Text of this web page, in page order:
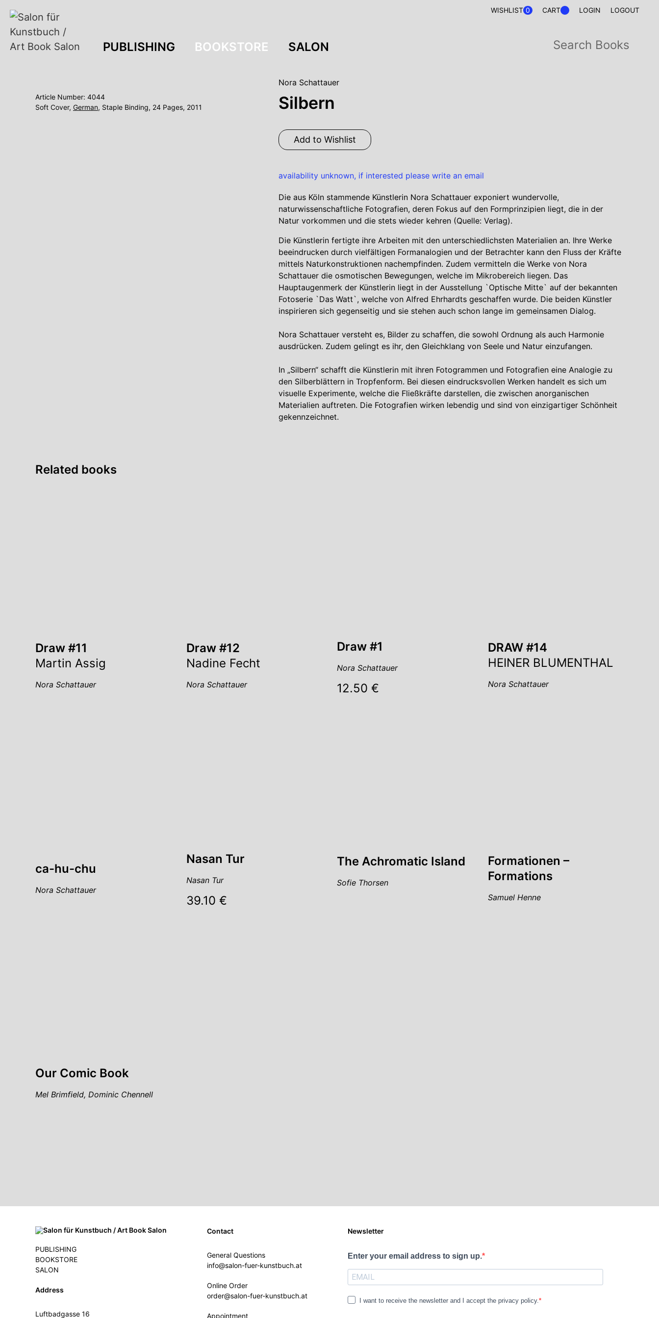
WISHLIST 0 CART LOGIN LOGOUT
PUBLISHING BOOKSTORE SALON
Article Number: 4044
Soft Cover, German, Staple Binding, 24 Pages, 2011
Nora Schattauer
Silbern
Add to Wishlist
availability unknown, if interested please write an email
Die aus Köln stammende Künstlerin Nora Schattauer exponiert wundervolle,
naturwissenschaftliche Fotografien, deren Fokus auf den Formprinzipien liegt, die in der
Natur vorkommen und die stets wieder kehren (Quelle: Verlag).
Die Künstlerin fertigte ihre Arbeiten mit den unterschiedlichsten Materialien an. Ihre Werke
beeindrucken durch vielfältigen Formanalogien und der Betrachter kann den Fluss der Kräfte
mittels Naturkonstruktionen nachempfinden. Zudem vermitteln die Werke von Nora
Schattauer die osmotischen Bewegungen, welche im Mikrobereich liegen. Das
Hauptaugenmerk der Künstlerin liegt in der Ausstellung `Optische Mitte` auf der bekannten
Fotoserie `Das Watt`, welche von Alfred Ehrhardts geschaffen wurde. Die beiden Künstler
inspirieren sich gegenseitig und sie stehen auch schon lange im gemeinsamen Dialog.
Nora Schattauer versteht es, Bilder zu schaffen, die sowohl Ordnung als auch Harmonie
ausdrücken. Zudem gelingt es ihr, den Gleichklang von Seele und Natur einzufangen.
In „Silbern“ schafft die Künstlerin mit ihren Fotogrammen und Fotografien eine Analogie zu
den Silberblättern in Tropfenform. Bei diesen eindrucksvollen Werken handelt es sich um
visuelle Experimente, welche die Fließkräfte darstellen, die zwischen anorganischen
Materialien auftreten. Die Fotografien wirken lebendig und sind von einzigartiger Schönheit
gekennzeichnet.
Related books
Draw #11
Martin Assig
Nora Schattauer
Draw #12
Nadine Fecht
Nora Schattauer
Draw #1
Nora Schattauer
12.50 €
DRAW #14
HEINER BLUMENTHAL
Nora Schattauer
ca-hu-chu
Nora Schattauer
Nasan Tur
Nasan Tur
39.10 €
The Achromatic Island
Sofie Thorsen
Formationen –
Formations
Samuel Henne
Our Comic Book
Mel Brimfield, Dominic Chennell
PUBLISHING
BOOKSTORE
SALON
Address
Luftbadgasse 16
Contact
General Questions
info@salon-fuer-kunstbuch.at
Online Order
order@salon-fuer-kunstbuch.at
Appointment
Newsletter
Enter your email address to sign up.
I want to receive the newsletter and I accept the privacy policy.